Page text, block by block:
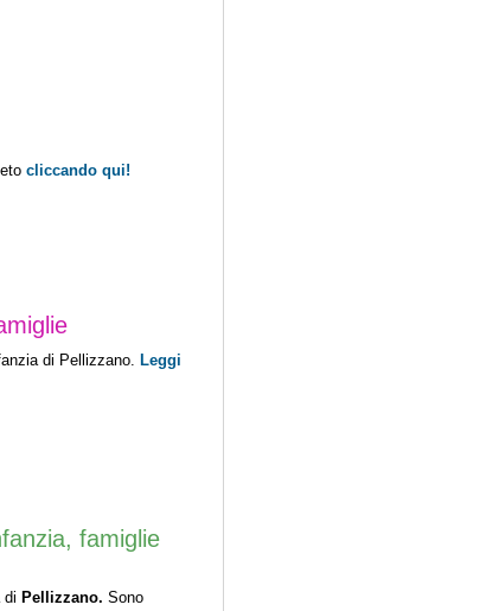
cliccando qui!
di Pellizzano. Leggi
famiglie
di Pellizzano. Sono